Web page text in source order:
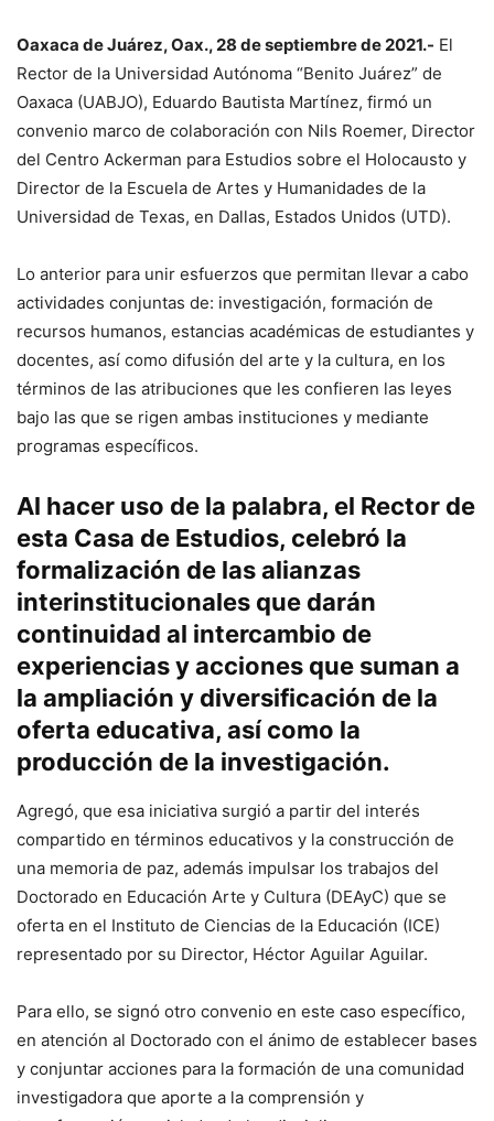
Oaxaca de Juárez, Oax., 28 de septiembre de 2021.- El
Rector de la Universidad Autónoma “Benito Juárez” de
Oaxaca (UABJO), Eduardo Bautista Martínez, firmó un
convenio marco de colaboración con Nils Roemer, Director
del Centro Ackerman para Estudios sobre el Holocausto y
Director de la Escuela de Artes y Humanidades de la
Universidad de Texas, en Dallas, Estados Unidos (UTD).
Lo anterior para unir esfuerzos que permitan llevar a cabo
actividades conjuntas de: investigación, formación de
recursos humanos, estancias académicas de estudiantes y
docentes, así como difusión del arte y la cultura, en los
términos de las atribuciones que les confieren las leyes
bajo las que se rigen ambas instituciones y mediante
programas específicos.
Al hacer uso de la palabra, el Rector de
esta Casa de Estudios, celebró la
formalización de las alianzas
interinstitucionales que darán
continuidad al intercambio de
experiencias y acciones que suman a
la ampliación y diversificación de la
oferta educativa, así como la
producción de la investigación.
Agregó, que esa iniciativa surgió a partir del interés
compartido en términos educativos y la construcción de
una memoria de paz, además impulsar los trabajos del
Doctorado en Educación Arte y Cultura (DEAyC) que se
oferta en el Instituto de Ciencias de la Educación (ICE)
representado por su Director, Héctor Aguilar Aguilar.
Para ello, se signó otro convenio en este caso específico,
en atención al Doctorado con el ánimo de establecer bases
y conjuntar acciones para la formación de una comunidad
investigadora que aporte a la comprensión y